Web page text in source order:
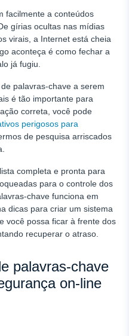
facilmente a conteúdos
gírias ocultas nas mídias
virais, a Internet está cheia
aconteça é como fechar a
já fugiu.
palavras-chave a serem
é tão importante para
correta, você pode
perigosos para
de pesquisa arriscados
completa e pronta para
para o controle dos
chave funciona em
dicas para criar um sistema
você possa ficar à frente dos
recuperar o atraso.
palavras-chave
on-line
ódio e extremismo (mais de
social (mais de 30
(mais de 20 termos)
Palavras-chave
plataforma a serem
filtrar
de jogos
de palavras-chave de forma
chave
completa de controle
à idade